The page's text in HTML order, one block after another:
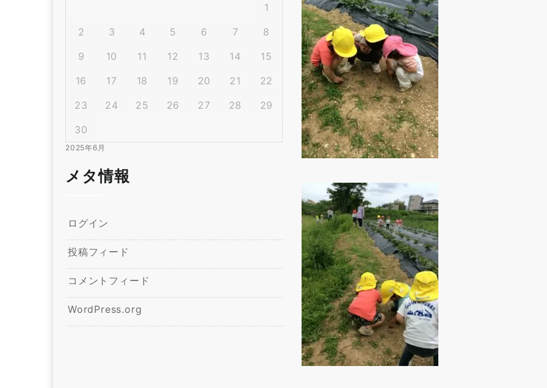
2025年6月
1
2
3 4 5 6 7
8
9
10 11 12 13 14
15
16
17 18 19 20 21
22
23
24 25 26 27 28
29
30
メタ情報
ログイン
投稿フィード
コメントフィード
WordPress.org